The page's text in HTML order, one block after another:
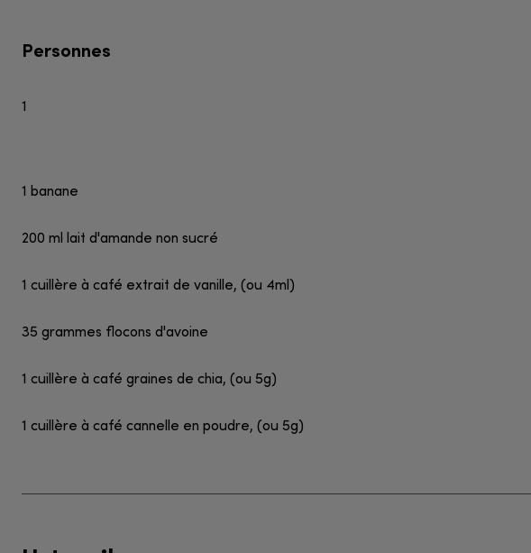
Personnes
1
1 banane
200 ml lait d'amande non sucré
1 cuillère à café extrait de vanille, (ou 4ml)
35 grammes flocons d'avoine
1 cuillère à café graines de chia, (ou 5g)
1 cuillère à café cannelle en poudre, (ou 5g)